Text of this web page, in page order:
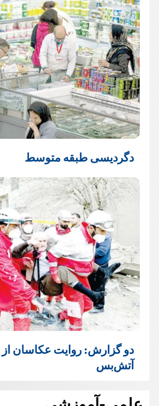
دگردیسی طبقه متوسط
دو گزارش: روایت عکاسان
آتش‌بس